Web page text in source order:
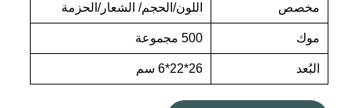
مخصص اللون/الحجم/ الشعار/الحزمة
موك 500 مجموعة
البُعد 26*22*6 سم